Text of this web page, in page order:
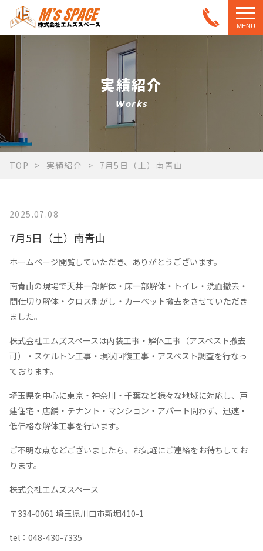
MENU
実績紹介
Works
TOP 実績紹介 7月5日（土）南青山
2025.07.08
7月5日（土）南青山
ホームページ閲覧していただき、ありがとうございます。
南青山の現場で天井一部解体・床一部解体・トイレ・洗面撤去・
間仕切り解体・クロス剥がし・カーペット撤去をさせていただき
ました。
株式会社エムズスペースは内装工事・解体工事（アスベスト撤去
可）・スケルトン工事・現状回復工事・アスベスト調査を行なっ
ております。
埼玉県を中心に東京・神奈川・千葉など様々な地域に対応し、戸
建住宅・店舗・テナント・マンション・アパート問わず、迅速・
低価格な解体工事を行います。
ご不明な点などございましたら、お気軽にご連絡をお待ちしてお
ります。
株式会社エムズスペース
〒334-0061 埼玉県川口市新堀410-1
tel：048-430-7335